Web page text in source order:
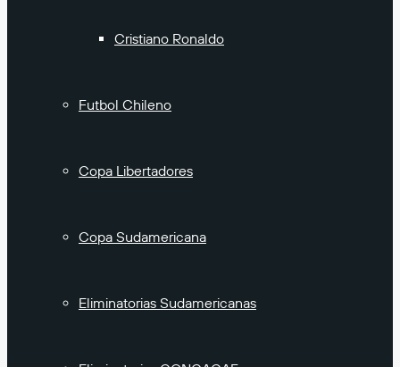
Cristiano Ronaldo
Futbol Chileno
Copa Libertadores
Copa Sudamericana
Eliminatorias Sudamericanas